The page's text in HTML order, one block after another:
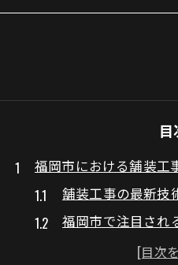
目
福岡市における舗装工
舗装工事の最新技
福岡市で注目され
舗装工事現場で進